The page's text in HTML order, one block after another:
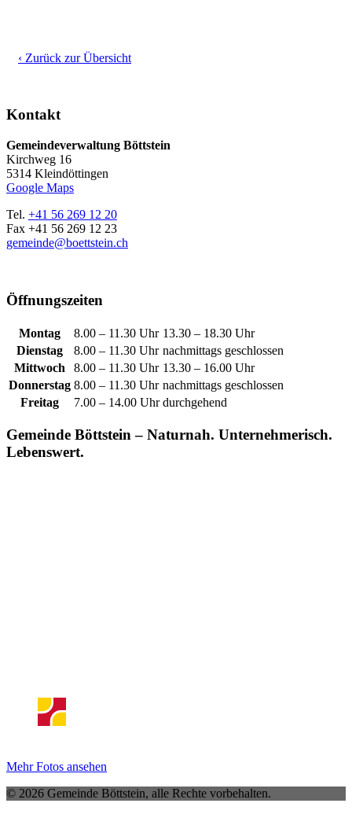
‹ Zurück zur Übersicht
Kontakt
Gemeindeverwaltung Böttstein
Kirchweg 16
5314 Kleindöttingen
Google Maps
Tel. +41 56 269 12 20
Fax +41 56 269 12 23
gemeinde@boettstein.ch
Öffnungszeiten
Montag 8.00 – 11.30 Uhr 13.30 – 18.30 Uhr
Dienstag
8.00 – 11.30 Uhr nachmittags geschlossen
Mittwoch
8.00 – 11.30 Uhr 13.30 – 16.00 Uhr
Donnerstag 8.00 – 11.30 Uhr nachmittags geschlossen
Freitag
7.00 – 14.00 Uhr durchgehend
Gemeinde Böttstein – Naturnah. Unternehmerisch.
Lebenswert.
Mehr Fotos ansehen
© 2026 Gemeinde Böttstein, alle Rechte vorbehalten.